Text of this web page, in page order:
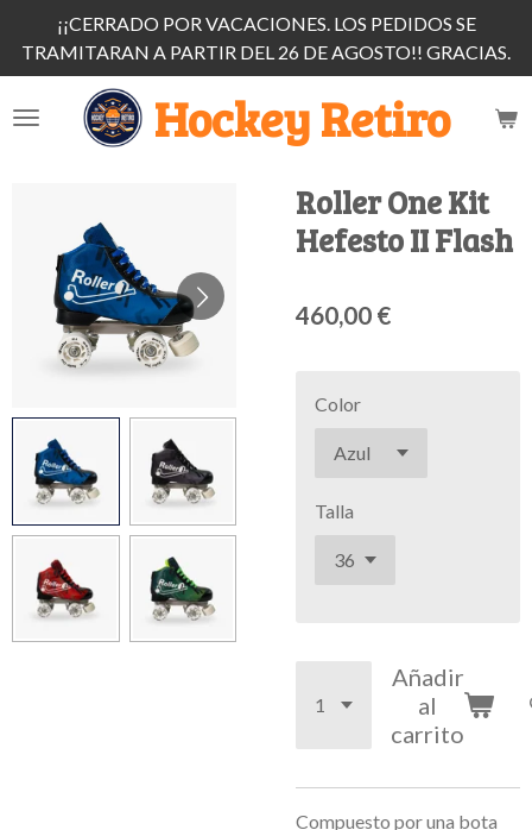
al
contenido
principal
Hockey Retiro
¡¡CERRADO POR VACACIONES. LOS PEDIDOS SE
TRAMITARAN A PARTIR DEL 26 DE AGOSTO!! GRACIAS.
Roller One Kit
Hefesto II Flash
460,00 €
Color
Talla
Añadir
al
carrito
Compuesto por una bota